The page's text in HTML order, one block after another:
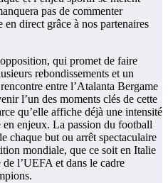
pas de commenter
direct grâce à nos partenaires
qui promet de faire
rebondissements et un
entre l’Atalanta Bergame
l’un des moments clés de cette
qu’elle affiche déjà une intensité
enjeux. La passion du football
chaque but ou arrêt spectaculaire
mondiale, que ce soit en Italie
l’UEFA et dans le cadre